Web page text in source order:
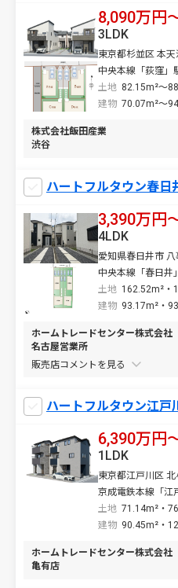
8,090万円
東京都杉並区 本
中央本線「荻窪」
土地 82.15m²～
3LDK
建物 70.07m²～
株式会社飯田産業
渋谷
ハートフルタウン春日
3,390万円
愛知県春日井市 八
中央本線「春日井
土地 162.52m²・
4LDK
建物 93.17m²・
ホームトレードセンター株式会社
名古屋営業所
販売店コメントを
ハートフルタウン江戸
6,390万円
東京都江戸川区 北
京成電鉄本線「江
土地 71.14m²・
1LDK
建物 90.45m²・
ホームトレードセンター株式会社
亀有店